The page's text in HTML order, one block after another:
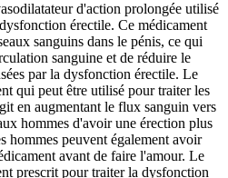
d'action prolongée utilisé
érectile. Ce médicament
sanguins dans le pénis, ce qui
sanguine et de réduire le
par la dysfonction érectile. Le
qui peut être utilisé pour traiter les
en augmentant le flux sanguin vers
hommes d'avoir une érection plus
hommes peuvent également avoir
avant de faire l'amour. Le
prescrit pour traiter la dysfonction